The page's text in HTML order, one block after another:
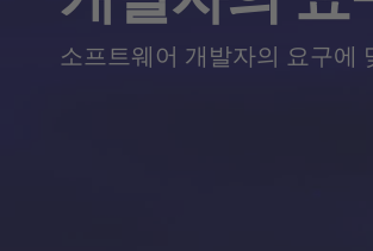
소프트웨어 개발자의 요구에